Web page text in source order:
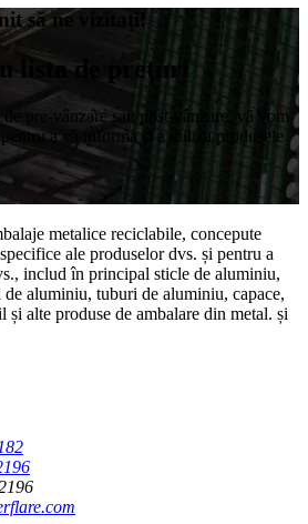
să ne vizitați!
lista de prețuri
de pre-vânzare sau post-vânzare, vă vom
a vă informa și a utiliza produsele
metalice reciclabile, concepute
ale produselor dvs. și pentru a
includ în principal sticle de aluminiu,
aluminiu, tuburi de aluminiu, capace,
alte produse de ambalare din metal. și